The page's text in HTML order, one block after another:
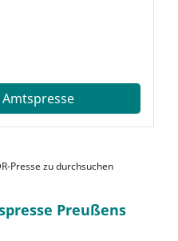
Presse zu durchsuchen
Preußens